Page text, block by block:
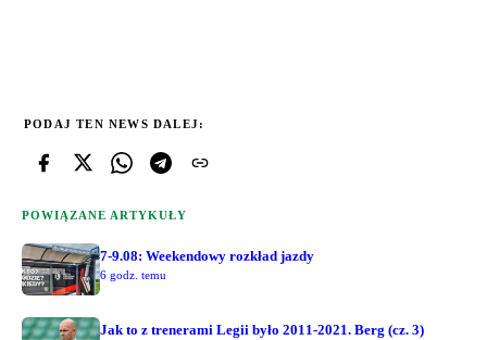
PODAJ TEN NEWS DALEJ:
POWIĄZANE ARTYKUŁY
7-9.08: Weekendowy rozkład jazdy
6 godz. temu
Jak to z trenerami Legii było 2011-2021. Berg (cz. 3)